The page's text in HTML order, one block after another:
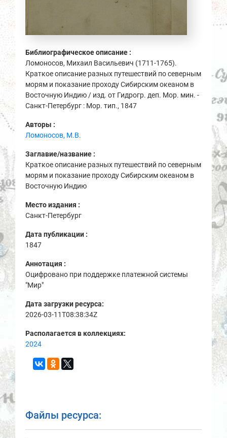
Библиографическое описание :
Ломоносов, Михаил Васильевич (1711-1765).
Краткое описание разных путешествий по северным
морям и показание проходу Сибирским океаном в
Восточную Индию / изд. от Гидрогр. деп. Мор. мин. -
Санкт-Петербург : Мор. тип., 1847
Авторы :
Ломоносов, М.В.
Заглавие/название :
Краткое описание разных путешествий по северным
морям и показание проходу Сибирским океаном в
Восточную Индию
Место издания :
Санкт-Петербург
Дата публикации :
1847
Аннотация :
Оцифровано при поддержке платежной системы
"Мир"
Дата загрузки ресурса:
2026-03-11T08:38:34Z
Располагается в коллекциях:
2024
Файлы ресурса: